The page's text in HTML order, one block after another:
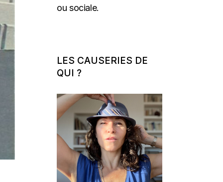
ou sociale.
LES CAUSERIES DE
QUI ?